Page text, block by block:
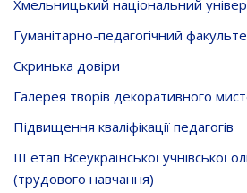
Хмельницький національний
Гуманітарно-педагогічний
Скринька довiри
Галерея творів декоративного
Підвищення кваліфікації педагогів
ІІІ етап Всеукраїнської учнівської
(трудового навчання)